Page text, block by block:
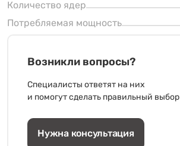
Количество ядер
Потребляемая мощность
Возникли вопросы?
Специалисты ответят на них
и помогут сделать правильный выбор
Нужна консультация